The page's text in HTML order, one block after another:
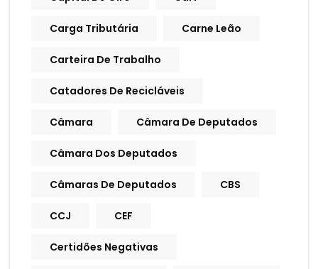
Carga Tributária Carne Leão
Carteira De Trabalho
Catadores De Recicláveis
Câmara Câmara De Deputados
Câmara Dos Deputados
Câmaras De Deputados CBS
CCJ CEF
Certidões Negativas